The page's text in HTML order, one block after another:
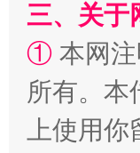
国家大学
三、关于
① 本网
所有。本
上使用